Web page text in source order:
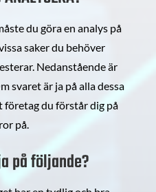
du göra en analys på
saker du behöver
Nedanstående är
svaret är ja på alla dessa
företag du förstår dig på
på.
på följande?